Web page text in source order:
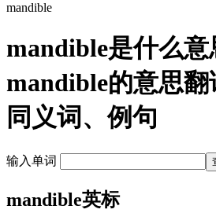
mandible
mandible是什么意
mandible的意思翻
同义词、例句
输入单词
mandible英标